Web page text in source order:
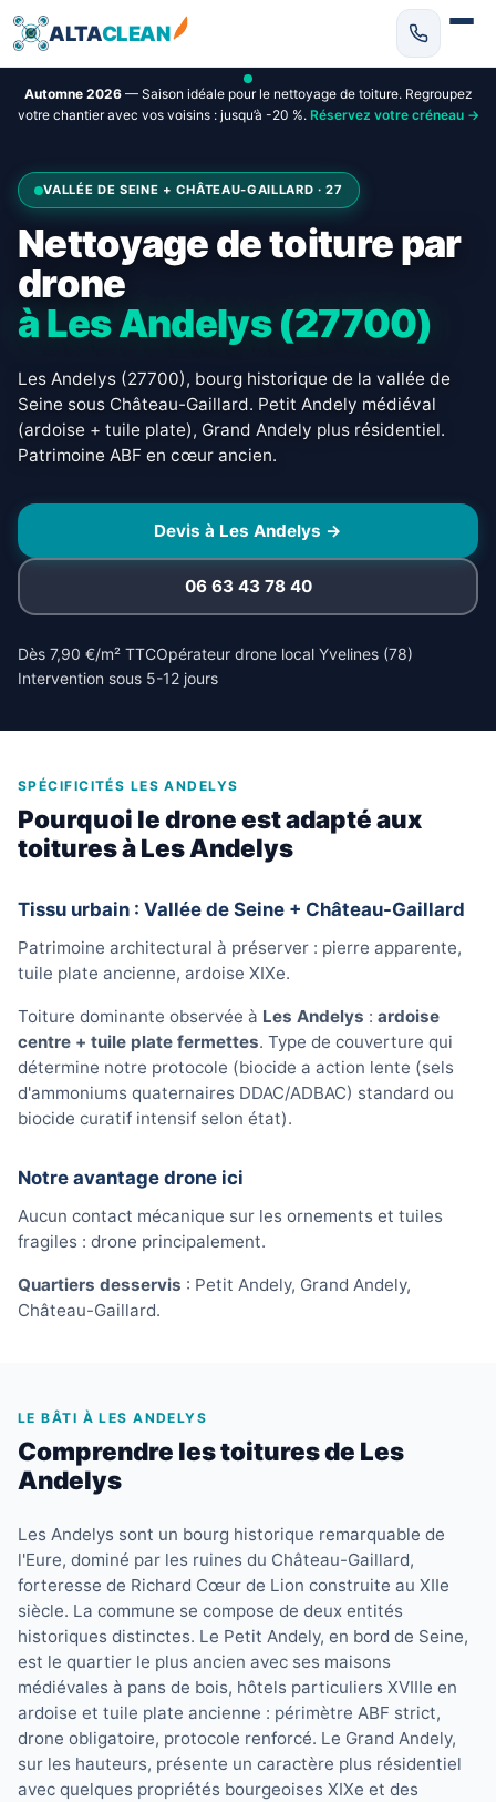
ALTACLEAN
Automne 2026— Saison idéale pour le nettoyage de toiture. Regroupez
votre chantier avec vos voisins : jusqu’à -20 %. Réservez votre créneau →
VALLÉE DE SEINE + CHÂTEAU-GAILLARD · 27
Nettoyage de toiture par
drone
à Les Andelys (27700)
Les Andelys (27700), bourg historique de la vallée de
Seine sous Château-Gaillard. Petit Andely médiéval
(ardoise + tuile plate), Grand Andely plus résidentiel.
Patrimoine ABF en cœur ancien.
Devis à Les Andelys →
06 63 43 78 40
Dès 7,90 €/m² TTCOpérateur drone local Yvelines (78)
Intervention sous 5-12 jours
SPÉCIFICITÉS LES ANDELYS
Pourquoi le drone est adapté aux
toitures à Les Andelys
Tissu urbain : Vallée de Seine + Château-Gaillard
Patrimoine architectural à préserver : pierre apparente,
tuile plate ancienne, ardoise XIXe.
Toiture dominante observée à Les Andelys : ardoise
centre + tuile plate fermettes. Type de couverture qui
détermine notre protocole (biocide a action lente (sels
d'ammoniums quaternaires DDAC/ADBAC) standard ou
biocide curatif intensif selon état).
Notre avantage drone ici
Aucun contact mécanique sur les ornements et tuiles
fragiles : drone principalement.
Quartiers desservis : Petit Andely, Grand Andely,
Château-Gaillard.
LE BÂTI À LES ANDELYS
Comprendre les toitures de Les
Andelys
Les Andelys sont un bourg historique remarquable de
l'Eure, dominé par les ruines du Château-Gaillard,
forteresse de Richard Cœur de Lion construite au XIIe
siècle. La commune se compose de deux entités
historiques distinctes. Le Petit Andely, en bord de Seine,
est le quartier le plus ancien avec ses maisons
médiévales à pans de bois, hôtels particuliers XVIIIe en
ardoise et tuile plate ancienne : périmètre ABF strict,
drone obligatoire, protocole renforcé. Le Grand Andely,
sur les hauteurs, présente un caractère plus résidentiel
avec quelques propriétés bourgeoises XIXe et des